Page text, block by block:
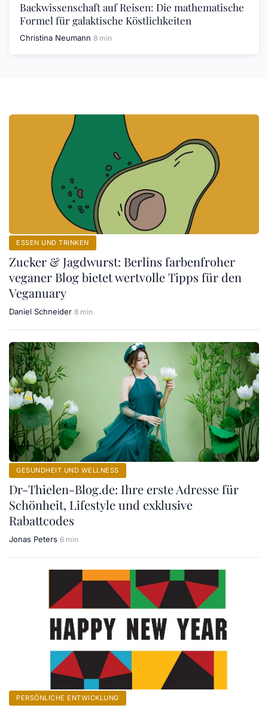
Backwissenschaft auf Reisen: Die mathematische
Formel für galaktische Köstlichkeiten
Christina Neumann 8 min
ESSEN UND TRINKEN
Zucker & Jagdwurst: Berlins farbenfroher
veganer Blog bietet wertvolle Tipps für den
Veganuary
Daniel Schneider 8 min
GESUNDHEIT UND WELLNESS
Dr-Thielen-Blog.de: Ihre erste Adresse für
Schönheit, Lifestyle und exklusive
Rabattcodes
Jonas Peters 6 min
PERSÖNLICHE ENTWICKLUNG